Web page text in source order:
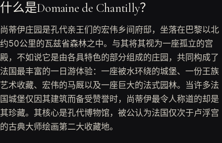
什么是Domaine de Chantilly？
尚蒂伊庄园是孔代亲王们的宏伟乡间府邸，坐落在巴黎以北
约50公里的瓦兹省森林之中。与其将其视为一座孤立的宫
殿，不如说它是由各具特色的部分组成的庄园，共同构成了
法国最丰富的一日游体验：一座被水环绕的城堡、一份王族
艺术收藏、宏伟的马厩以及一座巨大的法式园林。当许多法
国城堡仅因其建筑而备受赞誉时，尚蒂伊最令人称道的却是
其珍藏。其核心是孔代博物馆，被公认为法国仅次于卢浮宫
的古典大师绘画第二大收藏地。